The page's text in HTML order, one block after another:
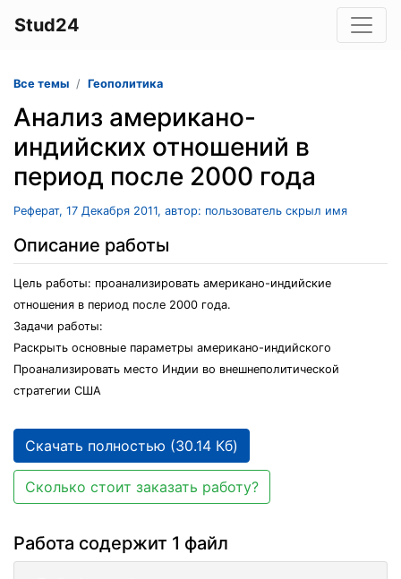
Stud24
Все темы Геополитика
Анализ американо-
индийских отношений в
период после 2000 года
Реферат, 17 Декабря 2011, автор: пользователь скрыл имя
Описание работы
Цель работы: проанализировать американо-индийские
отношения в период после 2000 года.
Задачи работы:
Раскрыть основные параметры американо-индийского
Проанализировать место Индии во внешнеполитической
стратегии США
Скачать полностью (30.14 Кб)
Сколько стоит заказать работу?
Работа содержит 1 файл